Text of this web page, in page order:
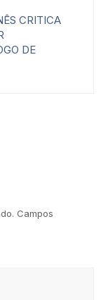
CRITICA
DE
Campos